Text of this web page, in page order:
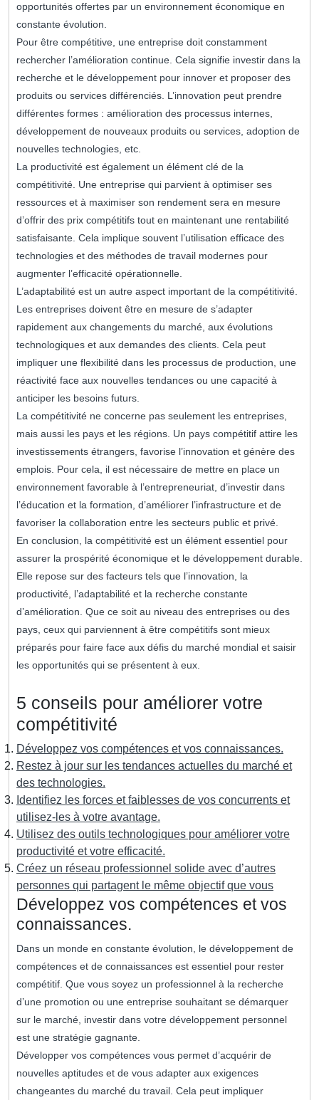
opportunités offertes par un environnement économique en
constante évolution.
Pour être compétitive, une entreprise doit constamment
rechercher l’amélioration continue. Cela signifie investir dans la
recherche et le développement pour innover et proposer des
produits ou services différenciés. L’innovation peut prendre
différentes formes : amélioration des processus internes,
développement de nouveaux produits ou services, adoption de
nouvelles technologies, etc.
La productivité est également un élément clé de la
compétitivité. Une entreprise qui parvient à optimiser ses
ressources et à maximiser son rendement sera en mesure
d’offrir des prix compétitifs tout en maintenant une rentabilité
satisfaisante. Cela implique souvent l’utilisation efficace des
technologies et des méthodes de travail modernes pour
augmenter l’efficacité opérationnelle.
L’adaptabilité est un autre aspect important de la compétitivité.
Les entreprises doivent être en mesure de s’adapter
rapidement aux changements du marché, aux évolutions
technologiques et aux demandes des clients. Cela peut
impliquer une flexibilité dans les processus de production, une
réactivité face aux nouvelles tendances ou une capacité à
anticiper les besoins futurs.
La compétitivité ne concerne pas seulement les entreprises,
mais aussi les pays et les régions. Un pays compétitif attire les
investissements étrangers, favorise l’innovation et génère des
emplois. Pour cela, il est nécessaire de mettre en place un
environnement favorable à l’entrepreneuriat, d’investir dans
l’éducation et la formation, d’améliorer l’infrastructure et de
favoriser la collaboration entre les secteurs public et privé.
En conclusion, la compétitivité est un élément essentiel pour
assurer la prospérité économique et le développement durable.
Elle repose sur des facteurs tels que l’innovation, la
productivité, l’adaptabilité et la recherche constante
d’amélioration. Que ce soit au niveau des entreprises ou des
pays, ceux qui parviennent à être compétitifs sont mieux
préparés pour faire face aux défis du marché mondial et saisir
les opportunités qui se présentent à eux.
5 conseils pour améliorer votre
compétitivité
Développez vos compétences et vos connaissances.
Restez à jour sur les tendances actuelles du marché et
des technologies.
Identifiez les forces et faiblesses de vos concurrents et
utilisez-les à votre avantage.
Utilisez des outils technologiques pour améliorer votre
productivité et votre efficacité.
Créez un réseau professionnel solide avec d’autres
personnes qui partagent le même objectif que vous
Développez vos compétences et vos
connaissances.
Dans un monde en constante évolution, le développement de
compétences et de connaissances est essentiel pour rester
compétitif. Que vous soyez un professionnel à la recherche
d’une promotion ou une entreprise souhaitant se démarquer
sur le marché, investir dans votre développement personnel
est une stratégie gagnante.
Développer vos compétences vous permet d’acquérir de
nouvelles aptitudes et de vous adapter aux exigences
changeantes du marché du travail. Cela peut impliquer